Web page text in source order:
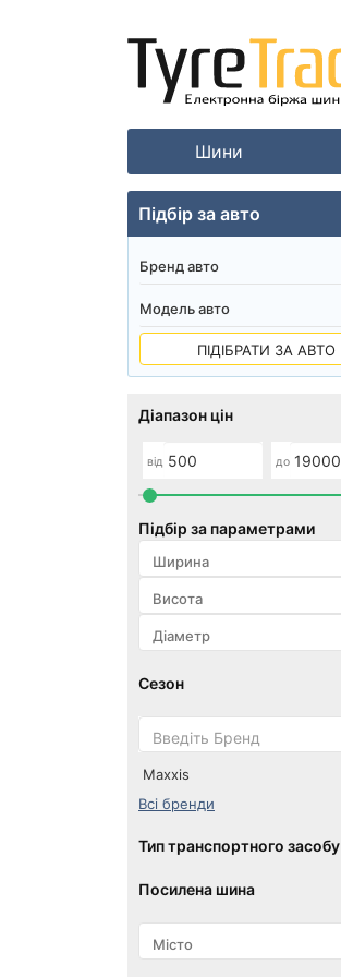
Шини
Підбір за авто
ПІДІБРАТИ ЗА АВТО
Діапазон цін
від до
Підбір за параметрами
Сезон
Maxxis
Всі бренди
Тип транспортного засобу
Посилена шина